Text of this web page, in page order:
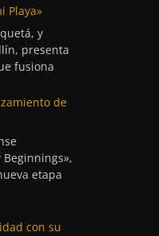
Playa»
y
presenta
fusiona
de
etapa
con su